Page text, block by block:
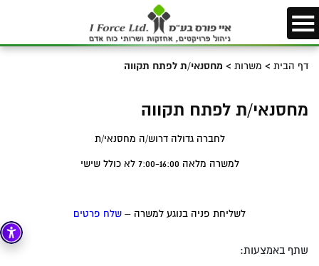
דף הבית > משרות > מחסנאי/ת לפתח תקווה
מחסנאי/ת לפתח תקווה
לחברה גדולה דרוש/ה מחסנאי/ת
למשרה מלאה 7:00-16:00 לא כולל שישי
לשליחת פניה בנוגע למשרה – שלח פרטים
שתף באמצעות: